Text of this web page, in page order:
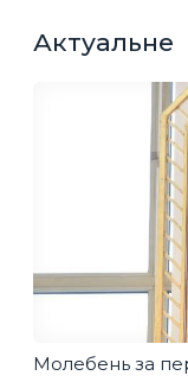
Актуальне
Молебень за